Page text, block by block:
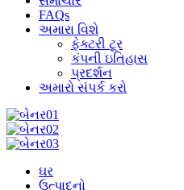
FAQs
અમારા વિશે
ફેક્ટરી ટૂર
કંપની ઇતિહાસ
પ્રદર્શન
અમારો સંપર્ક કરો
ઘર
ઉત્પાદનો